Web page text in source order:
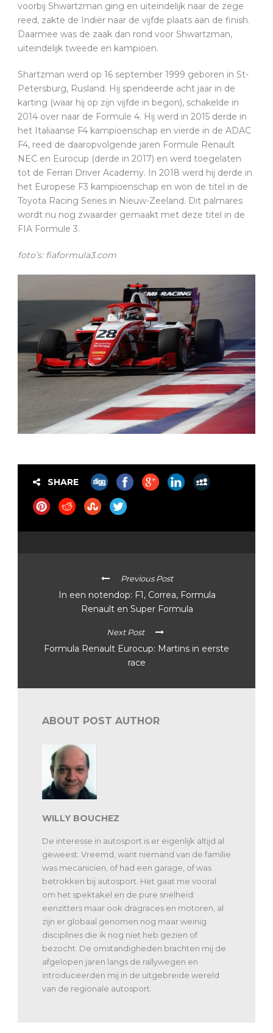
voorbij Shwartzman ging en uiteindelijk naar de zege
reed, zakte de Indiër naar de vijfde plaats aan de finish.
Daarmee was de zaak dan rond voor Shwartzman,
uiteindelijk tweede en kampioen.
Shartzman werd op 16 september 1999 geboren in St-
Petersburg, Rusland. Hij spendeerde acht jaar in de
karting (waar hij op zijn vijfde in begon), schakelde in
2014 over naar de Formule 4. Hij werd in 2015 derde in
het Italiaanse F4 kampioenschap en vierde in de ADAC
F4, reed de daaropvolgende jaren Formule Renault
NEC en Eurocup (derde in 2017) en werd toegelaten
tot de Ferrari Driver Academy. In 2018 werd hij derde in
het Europese F3 kampioenschap en won de titel in de
Toyota Racing Series in Nieuw-Zeeland. Dit palmares
wordt nu nog zwaarder gemaakt met deze titel in de
FIA Formule 3.
foto’s: fiaformula3.com
SHARE
Previous Post
In een notendop: F1, Correa, Formula
Renault en Super Formula
Next Post
Formula Renault Eurocup: Martins in eerste
race
ABOUT POST AUTHOR
WILLY BOUCHEZ
De interesse in autosport is er eigenlijk altijd al
geweest. Vreemd, want niemand van de familie
was mecanicien, of had een garage, of was
betrokken bij autosport. Het gaat me vooral
om het spektakel en de pure snelheid:
eenzitters maar ook dragraces en motoren, al
zijn er globaal genomen nog maar weinig
disciplines die ik nog niet heb gezien of
bezocht. De omstandigheden brachten mij de
afgelopen jaren langs de rallywegen en
introduceerden mij in de uitgebreide wereld
van de regionale autosport.